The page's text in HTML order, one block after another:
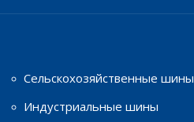
Сельскохозяйственные шины
Индустриальные шины